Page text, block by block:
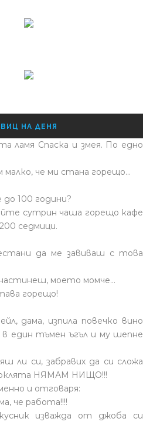
ВИЦ НА ДЕНЯ
ламя Спаска и змея. По едно
малко, че ми стана горещо...
до 100 години?
сутрин чаша горещо кафе
седмици.
да ме завиваш с това
моето момче…
горещо!
дама, изпила повечко вино
в един тъмен ъгъл и му шепне
ли си, забравих да си сложа
НЯМАМ НИЩО!!!
и отговаря:
че работа!!!!
изважда от джоба си